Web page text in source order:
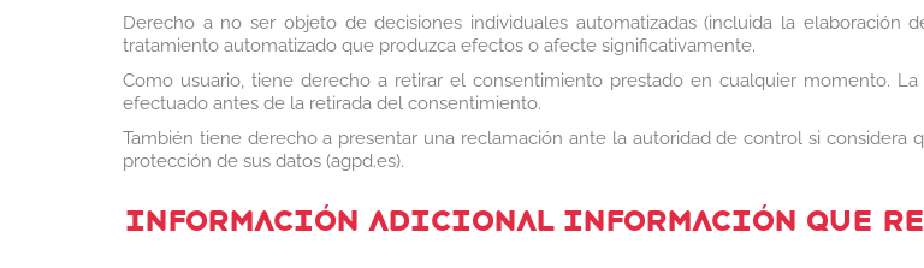
Derecho a no ser objeto de decisiones individuales automatizadas (incluida la
tratamiento automatizado que produzca efectos o afecte significativamente.
Como usuario, tiene derecho a retirar el consentimiento prestado en cualquier momento.
efectuado antes de la retirada del consentimiento.
También tiene derecho a presentar una reclamación ante la autoridad de control si
protección de sus datos (agpd.es).
INFORMACIÓN ADICIONAL INFORMACIÓN QUE